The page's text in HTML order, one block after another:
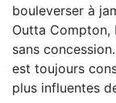
bouleverser à
Outta Compton,
sans
est toujours
plus influentes